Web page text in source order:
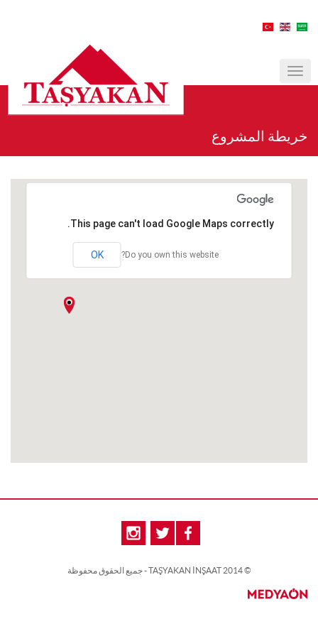
MENÜ
خريطة المشروع
This page can't load Google Maps correctly.
Do you own this website?
OK
© 2014 TAŞYAKAN İNŞAAT - جميع الحقوق محفوظة